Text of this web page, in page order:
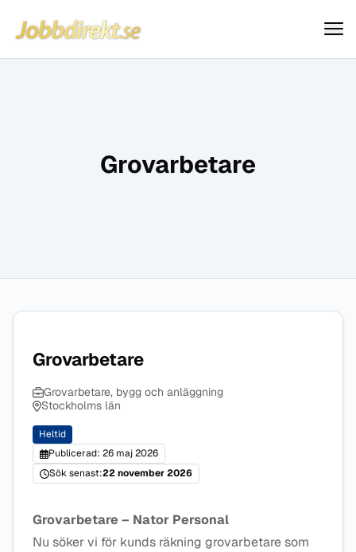
Hoppa till innehåll
Jobbdirekt
Grovarbetare
Grovarbetare
Grovarbetare, bygg och anläggning
Stockholms län
Heltid
Publicerad: 26 maj 2026
Sök senast:22 november 2026
Grovarbetare – Nator Personal
Nu söker vi för kunds räkning grovarbetare som